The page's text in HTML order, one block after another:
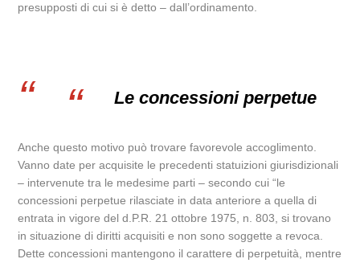
presupposti di cui si è detto – dall’ordinamento.
Le concessioni perpetue
Anche questo motivo può trovare favorevole accoglimento.
Vanno date per acquisite le precedenti statuizioni giurisdizionali
– intervenute tra le medesime parti – secondo cui “le
concessioni perpetue rilasciate in data anteriore a quella di
entrata in vigore del d.P.R. 21 ottobre 1975, n. 803, si trovano
in situazione di diritti acquisiti e non sono soggette a revoca.
Dette concessioni mantengono il carattere di perpetuità, mentre